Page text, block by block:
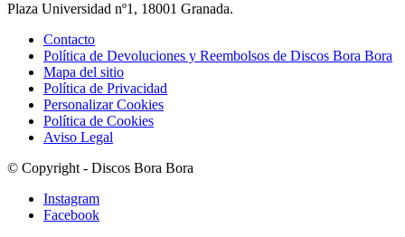
Plaza Universidad nº1, 18001 Granada.
Contacto
Política de Devoluciones y Reembolsos de Discos Bora Bora
Mapa del sitio
Política de Privacidad
Personalizar Cookies
Política de Cookies
Aviso Legal
© Copyright - Discos Bora Bora
Instagram
Facebook